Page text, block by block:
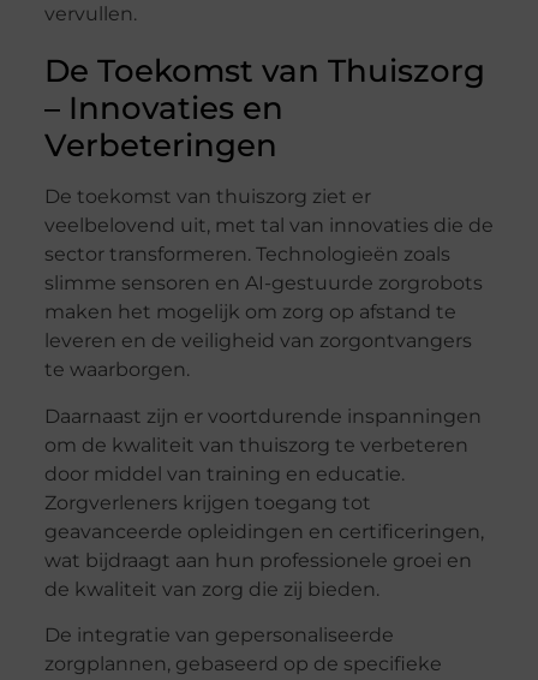
vervullen.
De Toekomst van Thuiszorg
– Innovaties en
Verbeteringen
De toekomst van thuiszorg ziet er
veelbelovend uit, met tal van innovaties die de
sector transformeren. Technologieën zoals
slimme sensoren en AI-gestuurde zorgrobots
maken het mogelijk om zorg op afstand te
leveren en de veiligheid van zorgontvangers
te waarborgen.
Daarnaast zijn er voortdurende inspanningen
om de kwaliteit van thuiszorg te verbeteren
door middel van training en educatie.
Zorgverleners krijgen toegang tot
geavanceerde opleidingen en certificeringen,
wat bijdraagt aan hun professionele groei en
de kwaliteit van zorg die zij bieden.
De integratie van gepersonaliseerde
zorgplannen, gebaseerd op de specifieke